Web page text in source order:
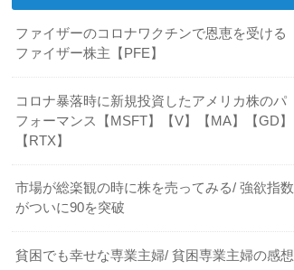
ファイザーのコロナワクチンで恩恵を受ける
ファイザー株主【PFE】
コロナ暴落時に新規投資したアメリカ株のパ
フォーマンス【MSFT】【V】【MA】【GD】
【RTX】
市場が総楽観の時に株を売ってみる/ 強欲指数
がついに90を突破
貧困でも幸せな専業主婦/ 貧困専業主婦の感想